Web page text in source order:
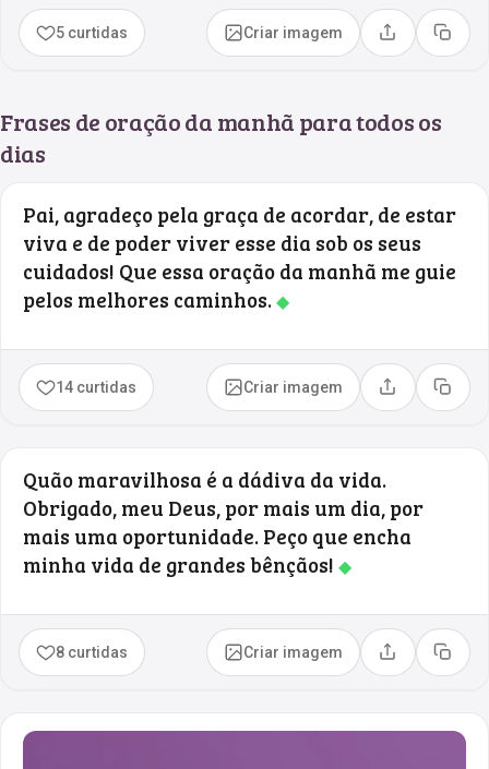
5 curtidas Criar imagem Compartilhar
Copiar
Frases de oração da manhã para todos os
dias
Pai, agradeço pela graça de acordar, de estar
viva e de poder viver esse dia sob os seus
cuidados! Que essa oração da manhã me guie
pelos melhores caminhos.◆
14 curtidas Criar imagem Compartilhar
Copiar
Quão maravilhosa é a dádiva da vida.
Obrigado, meu Deus, por mais um dia, por
mais uma oportunidade. Peço que encha
minha vida de grandes bênçãos! ◆
8 curtidas Criar imagem Compartilhar
Copiar